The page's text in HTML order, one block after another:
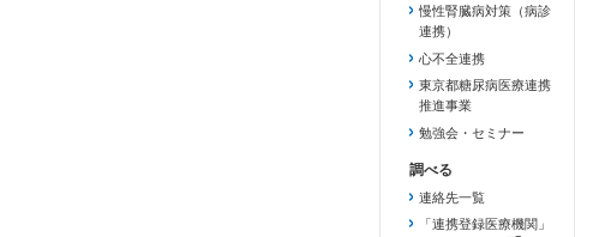
慢性腎臓病対策（病診
連携）
心不全連携
東京都糖尿病医療連携
推進事業
勉強会・セミナー
連絡先一覧
「連携登録医療機関」